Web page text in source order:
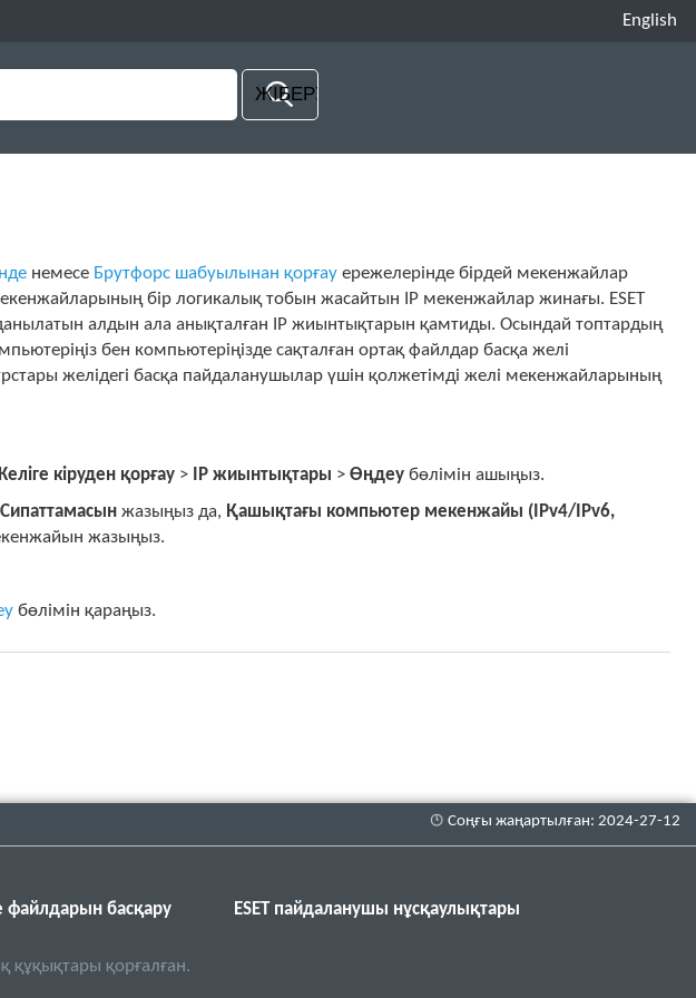
English
немесе Брутфорс шабуылынан қорғау ережелерінде бірдей мекенжайлар
бір логикалық тобын жасайтын IP мекенжайлар жинағы. ESET
алдын ала анықталған IP жиынтықтарын қамтиды. Осындай топтардың
бен компьютеріңізде сақталған ортақ файлдар басқа желі
желідегі басқа пайдаланушылар үшін қолжетімді желі мекенжайларының
кіруден қорғау > IP жиынтықтары >Өңдеу бөлімін ашыңыз.
Сипаттамасын жазыңыз да, Қашықтағы компьютер мекенжайы (IPv4/IPv6,
жазыңыз.
бөлімін қараңыз.
файлдарын басқару ESET пайдаланушы нұсқаулықтары
құқықтары қорғалған.